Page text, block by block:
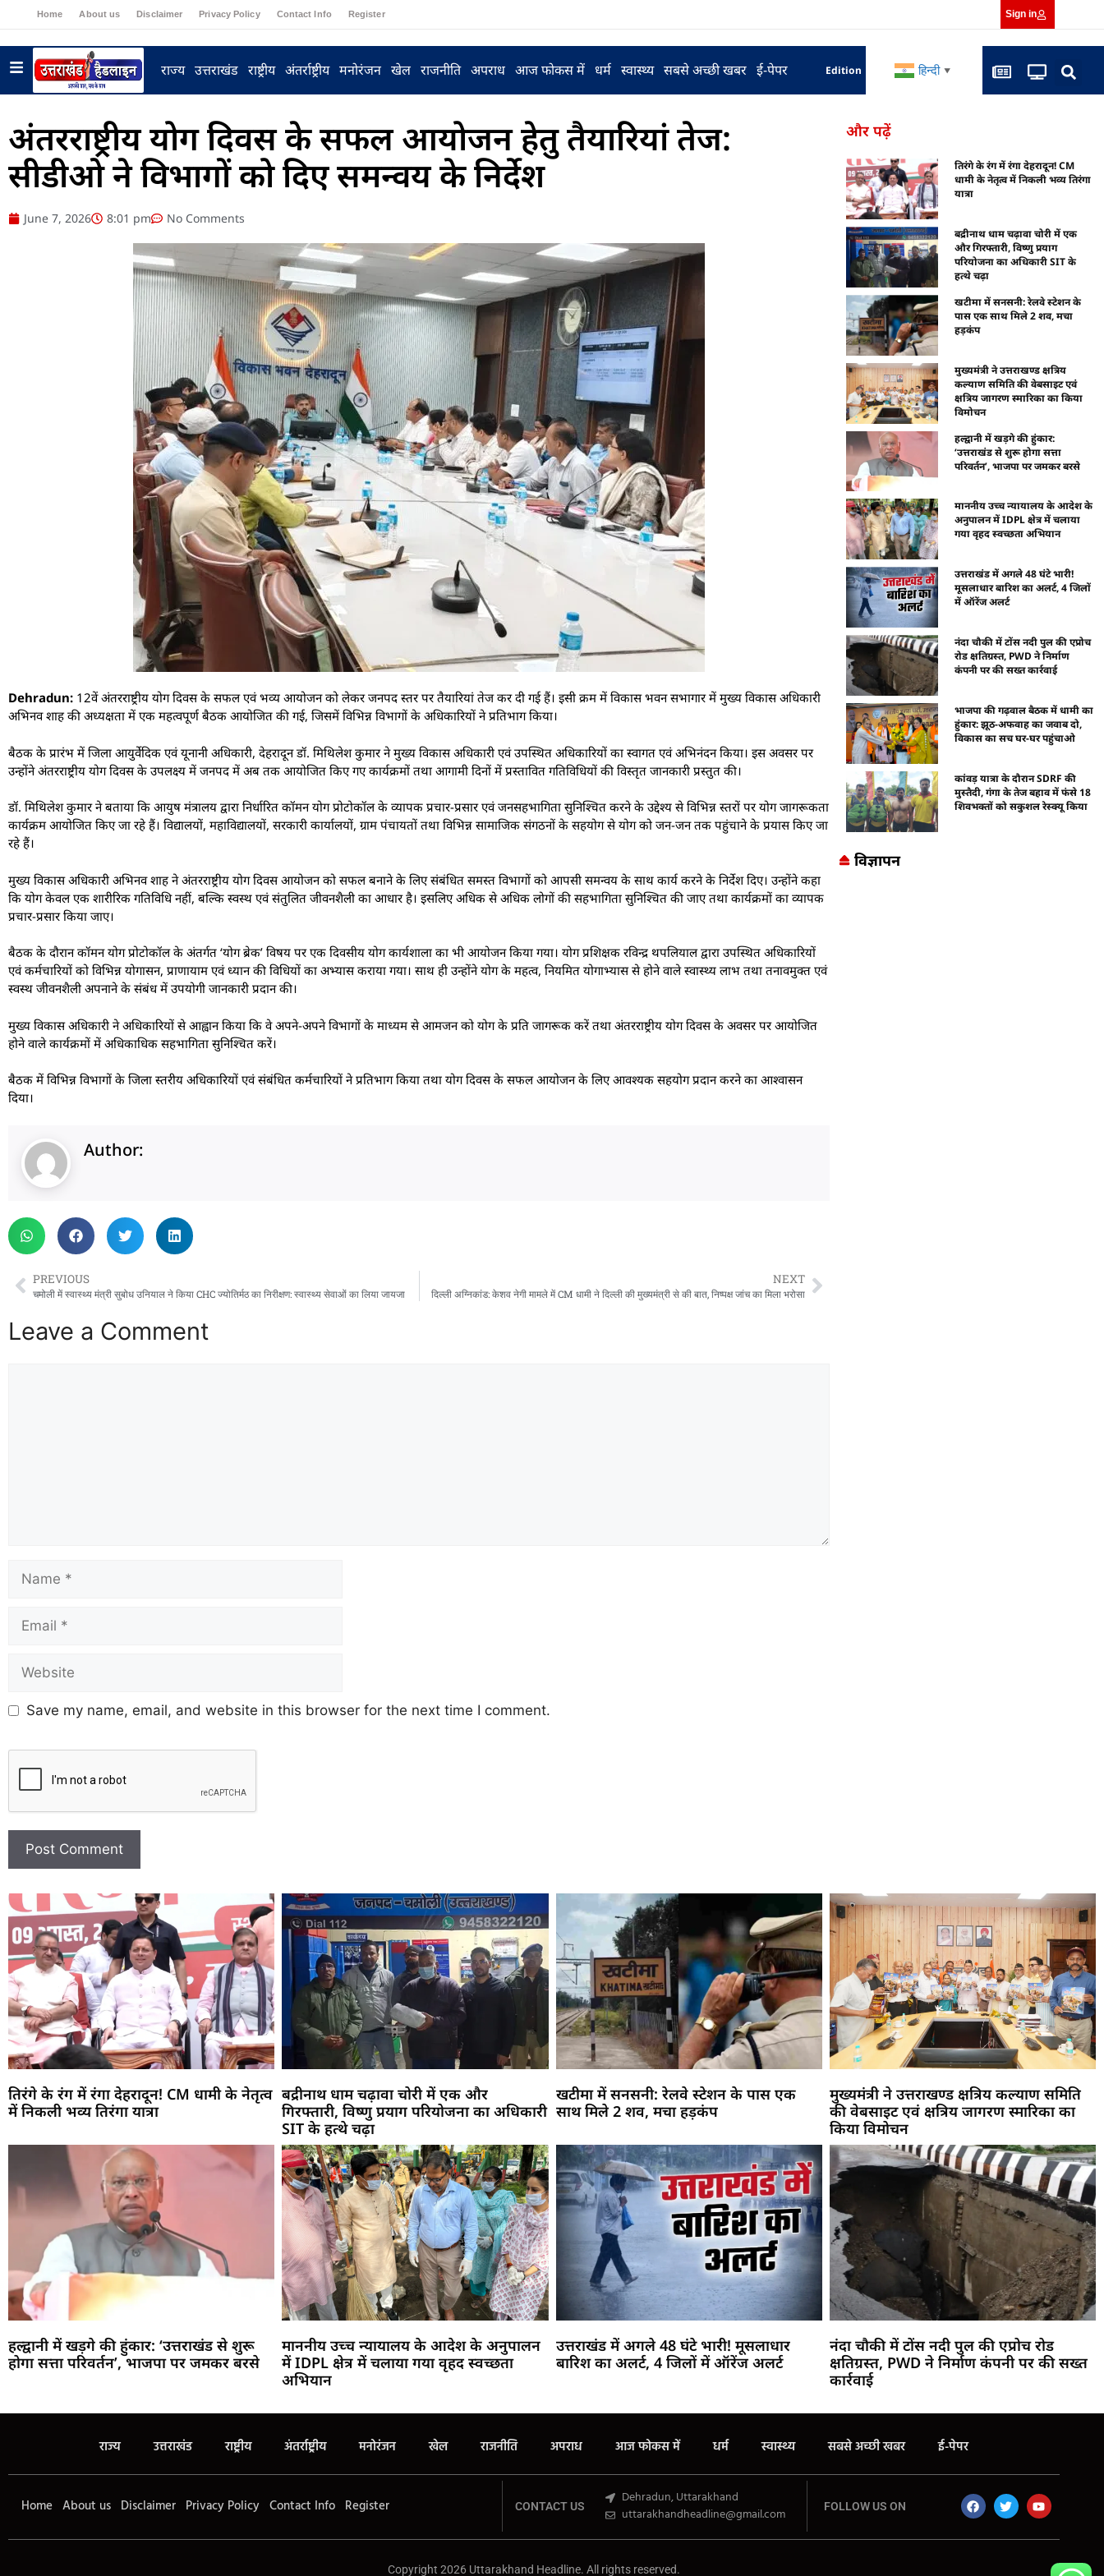
Home About us Disclaimer Privacy Policy Contact Info Register Sign in
राज्य उत्तराखंड राष्ट्रीय अंतर्राष्ट्रीय मनोरंजन खेल राजनीति अपराध आज फोकस में धर्म स्वास्थ्य सबसे अच्छी खबर ई-पेपर Edition हिन्दी ▼
अंतरराष्ट्रीय योग दिवस के सफल आयोजन हेतु तैयारियां तेज:
सीडीओ ने विभागों को दिए समन्वय के निर्देश
June 7, 2026 8:01 pm No Comments
Dehradun: 12वें अंतरराष्ट्रीय योग दिवस के सफल एवं भव्य आयोजन को लेकर जनपद स्तर पर तैयारियां तेज कर दी गई हैं। इसी क्रम में विकास भवन सभागार में मुख्य विकास अधिकारी
अभिनव शाह की अध्यक्षता में एक महत्वपूर्ण बैठक आयोजित की गई, जिसमें विभिन्न विभागों के अधिकारियों ने प्रतिभाग किया।
बैठक के प्रारंभ में जिला आयुर्वेदिक एवं यूनानी अधिकारी, देहरादून डॉ. मिथिलेश कुमार ने मुख्य विकास अधिकारी एवं उपस्थित अधिकारियों का स्वागत एवं अभिनंदन किया। इस अवसर पर
उन्होंने अंतरराष्ट्रीय योग दिवस के उपलक्ष्य में जनपद में अब तक आयोजित किए गए कार्यक्रमों तथा आगामी दिनों में प्रस्तावित गतिविधियों की विस्तृत जानकारी प्रस्तुत की।
डॉ. मिथिलेश कुमार ने बताया कि आयुष मंत्रालय द्वारा निर्धारित कॉमन योग प्रोटोकॉल के व्यापक प्रचार-प्रसार एवं जनसहभागिता सुनिश्चित करने के उद्देश्य से विभिन्न स्तरों पर योग जागरूकता
कार्यक्रम आयोजित किए जा रहे हैं। विद्यालयों, महाविद्यालयों, सरकारी कार्यालयों, ग्राम पंचायतों तथा विभिन्न सामाजिक संगठनों के सहयोग से योग को जन-जन तक पहुंचाने के प्रयास किए जा
रहे हैं।
मुख्य विकास अधिकारी अभिनव शाह ने अंतरराष्ट्रीय योग दिवस आयोजन को सफल बनाने के लिए संबंधित समस्त विभागों को आपसी समन्वय के साथ कार्य करने के निर्देश दिए। उन्होंने कहा
कि योग केवल एक शारीरिक गतिविधि नहीं, बल्कि स्वस्थ एवं संतुलित जीवनशैली का आधार है। इसलिए अधिक से अधिक लोगों की सहभागिता सुनिश्चित की जाए तथा कार्यक्रमों का व्यापक
प्रचार-प्रसार किया जाए।
बैठक के दौरान कॉमन योग प्रोटोकॉल के अंतर्गत ‘योग ब्रेक’ विषय पर एक दिवसीय योग कार्यशाला का भी आयोजन किया गया। योग प्रशिक्षक रविन्द्र थपलियाल द्वारा उपस्थित अधिकारियों
एवं कर्मचारियों को विभिन्न योगासन, प्राणायाम एवं ध्यान की विधियों का अभ्यास कराया गया। साथ ही उन्होंने योग के महत्व, नियमित योगाभ्यास से होने वाले स्वास्थ्य लाभ तथा तनावमुक्त एवं
स्वस्थ जीवनशैली अपनाने के संबंध में उपयोगी जानकारी प्रदान की।
मुख्य विकास अधिकारी ने अधिकारियों से आह्वान किया कि वे अपने-अपने विभागों के माध्यम से आमजन को योग के प्रति जागरूक करें तथा अंतरराष्ट्रीय योग दिवस के अवसर पर आयोजित
होने वाले कार्यक्रमों में अधिकाधिक सहभागिता सुनिश्चित करें।
बैठक में विभिन्न विभागों के जिला स्तरीय अधिकारियों एवं संबंधित कर्मचारियों ने प्रतिभाग किया तथा योग दिवस के सफल आयोजन के लिए आवश्यक सहयोग प्रदान करने का आश्वासन
दिया।
Author:
PREVIOUS
चमोली में स्वास्थ्य मंत्री सुबोध उनियाल ने किया CHC ज्योतिर्मठ का निरीक्षण: स्वास्थ्य सेवाओं का लिया जायजा
NEXT
दिल्ली अग्निकांड: केशव नेगी मामले में CM धामी ने दिल्ली की मुख्यमंत्री से की बात, निष्पक्ष जांच का मिला भरोसा
Leave a Comment
Save my name, email, and website in this browser for the next time I comment.
और पढ़ें
तिरंगे के रंग में रंगा देहरादून! CM
धामी के नेतृत्व में निकली भव्य तिरंगा
यात्रा
बद्रीनाथ धाम चढ़ावा चोरी में एक
और गिरफ्तारी, विष्णु प्रयाग
परियोजना का अधिकारी SIT के
हत्थे चढ़ा
खटीमा में सनसनी: रेलवे स्टेशन के
पास एक साथ मिले 2 शव, मचा
हड़कंप
मुख्यमंत्री ने उत्तराखण्ड क्षत्रिय
कल्याण समिति की वेबसाइट एवं
क्षत्रिय जागरण स्मारिका का किया
विमोचन
हल्द्वानी में खड़गे की हुंकार:
‘उत्तराखंड से शुरू होगा सत्ता
परिवर्तन’, भाजपा पर जमकर बरसे
माननीय उच्च न्यायालय के आदेश के
अनुपालन में IDPL क्षेत्र में चलाया
गया वृहद स्वच्छता अभियान
उत्तराखंड में अगले 48 घंटे भारी!
मूसलाधार बारिश का अलर्ट, 4 जिलों
में ऑरेंज अलर्ट
नंदा चौकी में टोंस नदी पुल की एप्रोच
रोड क्षतिग्रस्त, PWD ने निर्माण
कंपनी पर की सख्त कार्रवाई
भाजपा की गढ़वाल बैठक में धामी का
हुंकार: झूठ-अफवाह का जवाब दो,
विकास का सच घर-घर पहुंचाओ
कांवड़ यात्रा के दौरान SDRF की
मुस्तैदी, गंगा के तेज बहाव में फंसे 18
शिवभक्तों को सकुशल रेस्क्यू किया
विज्ञापन
तिरंगे के रंग में रंगा देहरादून! CM धामी के नेतृत्व
में निकली भव्य तिरंगा यात्रा
बद्रीनाथ धाम चढ़ावा चोरी में एक और
गिरफ्तारी, विष्णु प्रयाग परियोजना का अधिकारी
SIT के हत्थे चढ़ा
खटीमा में सनसनी: रेलवे स्टेशन के पास एक
साथ मिले 2 शव, मचा हड़कंप
मुख्यमंत्री ने उत्तराखण्ड क्षत्रिय कल्याण समिति
की वेबसाइट एवं क्षत्रिय जागरण स्मारिका का
किया विमोचन
हल्द्वानी में खड़गे की हुंकार: ‘उत्तराखंड से शुरू
होगा सत्ता परिवर्तन’, भाजपा पर जमकर बरसे
माननीय उच्च न्यायालय के आदेश के अनुपालन
में IDPL क्षेत्र में चलाया गया वृहद स्वच्छता
अभियान
उत्तराखंड में अगले 48 घंटे भारी! मूसलाधार
बारिश का अलर्ट, 4 जिलों में ऑरेंज अलर्ट
नंदा चौकी में टोंस नदी पुल की एप्रोच रोड
क्षतिग्रस्त, PWD ने निर्माण कंपनी पर की सख्त
कार्रवाई
राज्य उत्तराखंड राष्ट्रीय अंतर्राष्ट्रीय मनोरंजन खेल राजनीति अपराध आज फोकस में धर्म स्वास्थ्य सबसे अच्छी खबर ई-पेपर
Home About us Disclaimer Privacy Policy Contact Info Register CONTACT US
Dehradun, Uttarakhand
uttarakhandheadline@gmail.com
FOLLOW US ON
Copyright 2026 Uttarakhand Headline. All rights reserved.